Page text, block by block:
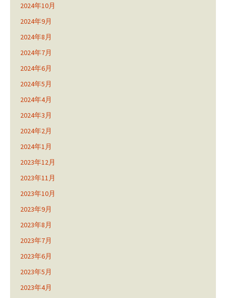
2024年10月
2024年9月
2024年8月
2024年7月
2024年6月
2024年5月
2024年4月
2024年3月
2024年2月
2024年1月
2023年12月
2023年11月
2023年10月
2023年9月
2023年8月
2023年7月
2023年6月
2023年5月
2023年4月